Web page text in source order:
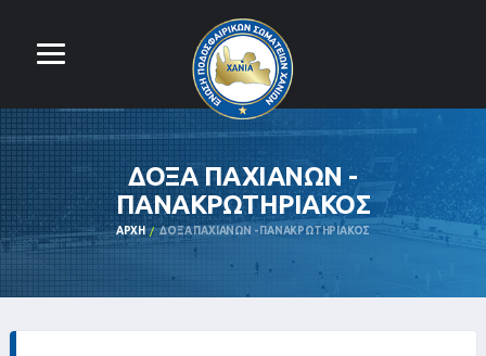
ΔΟΞΑ ΠΑΧΙΑΝΩΝ -
ΠΑΝΑΚΡΩΤΗΡΙΑΚΟΣ
ΑΡΧΉ ΔΟΞΑ ΠΑΧΙΑΝΩΝ - ΠΑΝΑΚΡΩΤΗΡΙΑΚΟΣ